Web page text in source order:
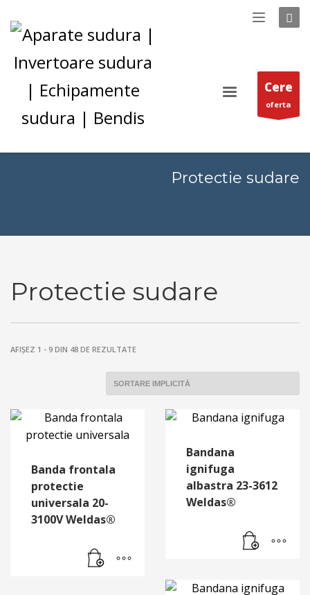
Cere
oferta
Protectie sudare
Protectie sudare
AFIȘEZ 1 - 9 DIN 48 DE REZULTATE
Banda frontala
protectie
universala 20-
3100V Weldas®
Bandana
ignifuga
albastra 23-3612
Weldas®